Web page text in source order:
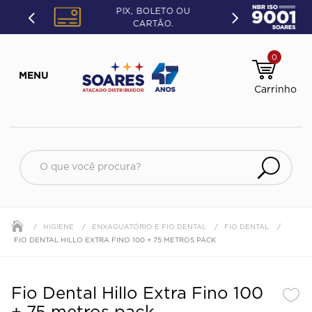
PIX, BOLETO OU
CARTÃO.
0
O que você procura?
HIGIENE ENXAGUATÓRIO E FIO DENTAL
FIO DENTAL
FIO DENTAL HILLO EXTRA FINO 100 + 75 METROS PACK
Fio Dental Hillo Extra Fino 100